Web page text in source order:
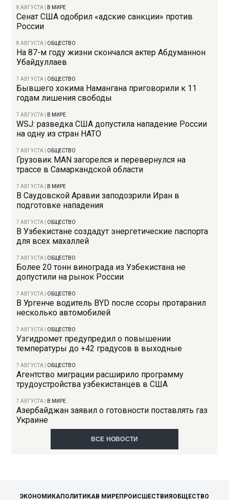
8 АВГУСТА В МИРЕ
Сенат США одобрил «адские санкции» против
России
8 АВГУСТА ОБЩЕСТВО
На 87-м году жизни скончался актер Абдуманнон
Убайдуллаев
7 АВГУСТА ОБЩЕСТВО
Бывшего хокима Намангана приговорили к 11
годам лишения свободы
7 АВГУСТА В МИРЕ
WSJ: разведка США допустила нападение России
на одну из стран НАТО
7 АВГУСТА ОБЩЕСТВО
Грузовик MAN загорелся и перевернулся на
трассе в Самаркандской области
7 АВГУСТА В МИРЕ
В Саудовской Аравии заподозрили Иран в
подготовке нападения
7 АВГУСТА ОБЩЕСТВО
В Узбекистане создадут энергетические паспорта
для всех махаллей
7 АВГУСТА ОБЩЕСТВО
Более 20 тонн винограда из Узбекистана не
допустили на рынок России
7 АВГУСТА ОБЩЕСТВО
В Ургенче водитель BYD после ссоры протаранил
несколько автомобилей
7 АВГУСТА ОБЩЕСТВО
Узгидромет предупредил о повышении
температуры до +42 градусов в выходные
7 АВГУСТА ОБЩЕСТВО
Агентство миграции расширило программу
трудоустройства узбекистанцев в США
7 АВГУСТА В МИРЕ
Азербайджан заявил о готовности поставлять газ
Украине
ВСЕ НОВОСТИ
ЭКОНОМИКАПОЛИТИКАВ МИРЕПРОИСШЕСТВИЯ ОБЩЕСТВО